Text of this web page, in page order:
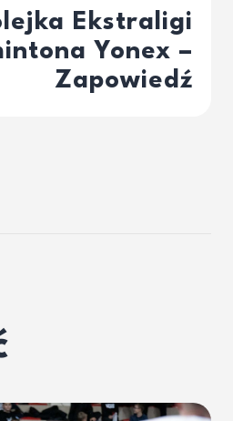
Ekstraligi
Yonex –
Zapowiedź